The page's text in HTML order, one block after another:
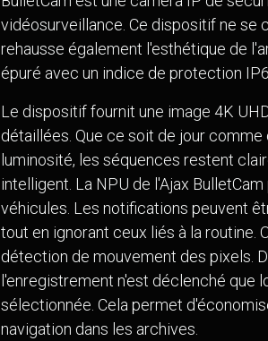
vidéosurveillance. Ce dispositif ne se
rehausse également l'esthétique de
épuré avec un indice de protection
Le dispositif fournit une image 4K
détaillées. Que ce soit de jour
luminosité, les séquences restent
intelligent. La NPU de l'Ajax
véhicules. Les notifications peuvent
tout en ignorant ceux liés à la
détection de mouvement des pixels.
l'enregistrement n'est déclenché que
sélectionnée. Cela permet
navigation dans les archives.